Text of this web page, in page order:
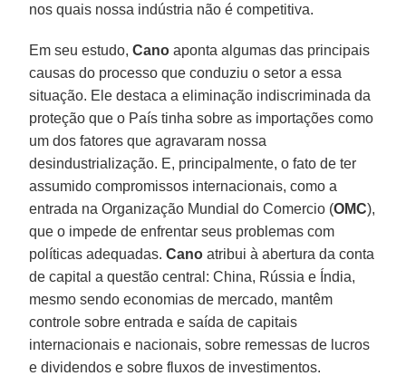
nos quais nossa indústria não é competitiva.
Em seu estudo,Cano aponta algumas das principais
causas do processo que conduziu o setor a essa
situação. Ele destaca a eliminação indiscriminada da
proteção que o País tinha sobre as importações como
um dos fatores que agravaram nossa
desindustrialização. E, principalmente, o fato de ter
assumido compromissos internacionais, como a
entrada na Organização Mundial do Comercio (OMC),
que o impede de enfrentar seus problemas com
políticas adequadas.Cano atribui à abertura da conta
de capital a questão central: China, Rússia e Índia,
mesmo sendo economias de mercado, mantêm
controle sobre entrada e saída de capitais
internacionais e nacionais, sobre remessas de lucros
e dividendos e sobre fluxos de investimentos.